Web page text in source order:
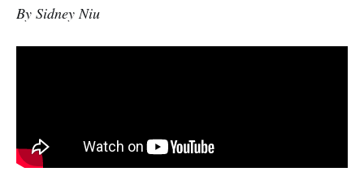
By Sidney Niu